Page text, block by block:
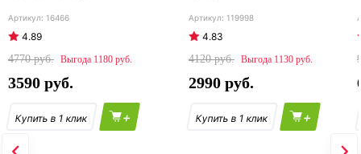
16466
4.89
4770
1180
3590
+
119998
4.83
4120
1130
2990
+